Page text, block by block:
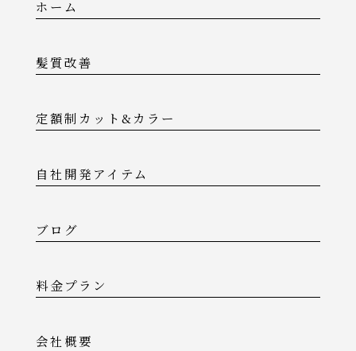
ホーム
髪質改善
定額制カット&カラー
自社開発アイテム
ブログ
料金プラン
会社概要